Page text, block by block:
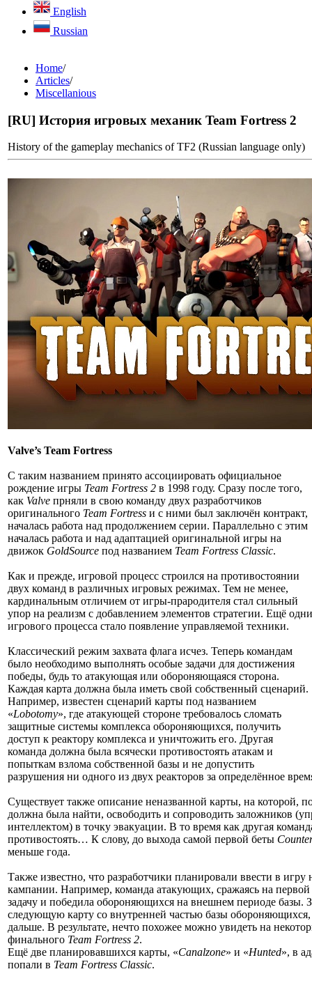
English
Russian
Home/
Articles/
Miscellanious
[RU] История игровых механик Team Fortress 2
History of the gameplay mechanics of TF2 (Russian language only)
Valve’s Team Fortress
С таким названием принято ассоциировать официальное
рождение игры Team Fortress 2 в 1998 году. Сразу после того,
как Valve прняли в свою команду двух разработчиков
оригинального Team Fortress и с ними был заключён контракт,
началась работа над продолжением серии. Параллельно с этим
началась работа и над адаптацией оригинальной игры на
движок GoldSource под названием Team Fortress Classic.
Как и прежде, игровой процесс строился на противостоянии
двух команд в различных игровых режимах. Тем не менее,
кардинальным отличием от игры-прародителя стал сильный
упор на реализм с добавлением элементов стратегии. Ещё
игрового процесса стало появление управляемой техники.
Классический режим захвата флага исчез. Теперь командам
было необходимо выполнять особые задачи для достижения
победы, будь то атакующая или обороняющаяся сторона.
Каждая карта должна была иметь свой собственный сценарий.
Например, известен сценарий карты под названием
«Lobotomy», где атакующей стороне требовалось сломать
защитные системы комплекса обороняющихся, получить
доступ к реактору комплекса и уничтожить его. Другая
команда должна была всячески противостоять атакам и
попыткам взлома собственной базы и не допустить
разрушения ни одного из двух реакторов за определённое
Существует также описание неназванной карты, на которой,
должна была найти, освободить и сопроводить заложников
интеллектом) в точку эвакуации. В то время как другая
противостоять… К слову, до выхода самой первой беты
меньше года.
Также известно, что разработчики планировали ввести в игру
кампании. Например, команда атакующих, сражаясь на
задачу и победила обороняющихся на внешнем периоде базы.
следующую карту со внутренней частью базы обороняющихся,
дальше. В результате, нечто похожее можно увидеть на
финального Team Fortress 2.
Ещё две планировавшихся карты, «Canalzone» и «Hunted», в
попали в Team Fortress Classic.